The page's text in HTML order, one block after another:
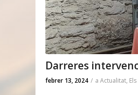
Darreres
febrer 13, 2024 / a Actualitat,